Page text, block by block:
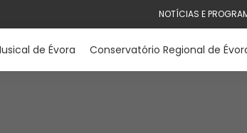
NOTÍCIAS E
de Évora Conservatório Regional de